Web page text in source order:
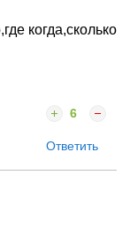
когда,сколько
6
Ответить